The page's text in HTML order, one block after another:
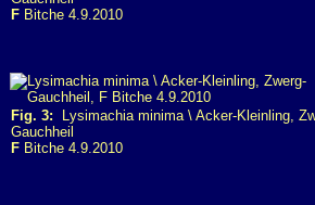
F Bitche 4.9.2010
Fig. 3: Lysimachia minima \ Acker-Kleinling,
Gauchheil
F Bitche 4.9.2010